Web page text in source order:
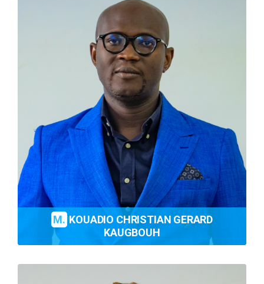
M.KOUADIO CHRISTIAN GERARD
KAUGBOUH